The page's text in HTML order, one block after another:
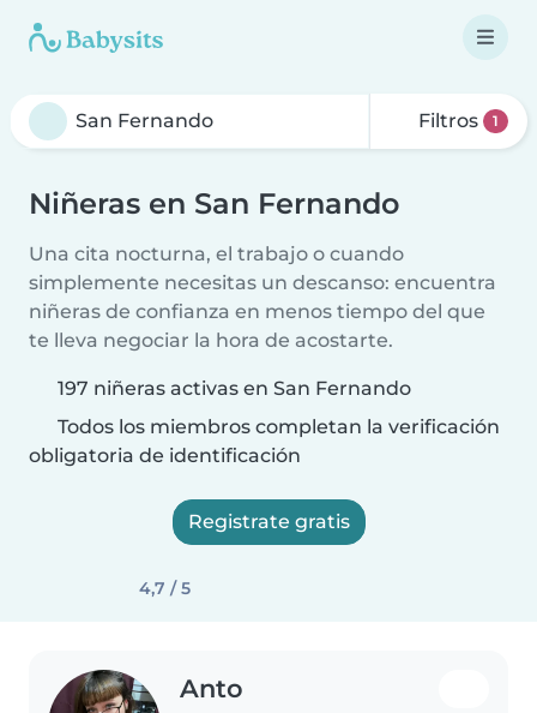
Filtros 1
Niñeras en San Fernando
Una cita nocturna, el trabajo o cuando
simplemente necesitas un descanso: encuentra
niñeras de confianza en menos tiempo del que
te lleva negociar la hora de acostarte.
197 niñeras activas en San Fernando
Todos los miembros completan la verificación
obligatoria de identificación
Registrate gratis
4,7 / 5
Anto